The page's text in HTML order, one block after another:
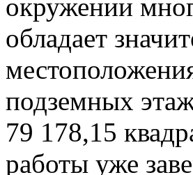
окружении
обладает
подземных
79 178,15
работы уже